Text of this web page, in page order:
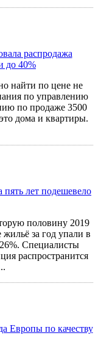
распродажа
до 40%
найти по цене не
по управлению
по продаже 3500
дома и квартиры.
лет подешевело
половину 2019
за год упали в
Специалисты
распространится
Европы по качеству